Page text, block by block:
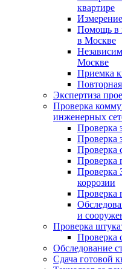
квартире
Помощь в
в Москве
Москве
Приемка
Экспертиза
Проверка
инженерных
Проверка
Проверка
Проверка
Проверка
Проверка
коррозии
Проверка
и
Проверка
Проверка
Обследование
Сдача готовой